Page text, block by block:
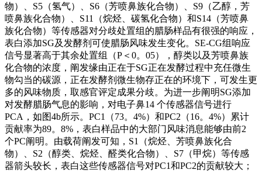
物）、S5（氢气）、S6（芳喷鼻族化合物）、S9（乙醇，芳
喷鼻族化合物）、S11（烷烃、碳氢化合物）和S14（芳喷鼻
族化合物）等传感器对分歧处置组的腊肠样品有很强的响应，
表白添加SG及发酵剂可使腊肠风味发生变化。SE-CG组响应
信号显著高于其余处置组（P＜0。05），醇类以及芳喷鼻族
化合物的浓度，阐发缘由正在于SG正在发酵过程中充任微生
物勾当的碳源，正在发酵剂微生物存正在的环境下，可发生更
多的风味物质，取感官评定成果分歧。为进一步阐明SG添加
对发酵腊肠气息的影响，对电子鼻14 个传感器信号进行
PCA，如图4b所示。PC1（73。4%）和PC2（16。4%）累计
贡献率为89。8%，表白样品中的大部门风味消息能够由前2
个PC阐明。由载荷阐发可知，S1（烷烃、芳喷鼻族化合
物）、S2（醇类、烷烃、醛类化合物）、S7（甲烷）等传感
器箭头较长，表白这些传感器信号对PC1和PC2的贡献较大；